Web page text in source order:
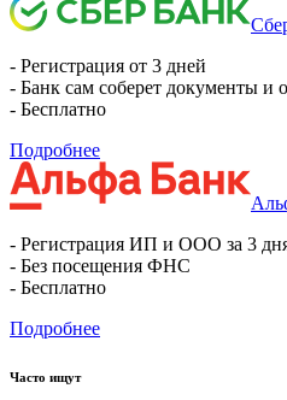
- Регистрация от 3 дней
- Банк сам соберет документы и
- Бесплатно
Подробнее
- Регистрация ИП и ООО за 3
- Без посещения ФНС
- Бесплатно
Подробнее
Часто ищут